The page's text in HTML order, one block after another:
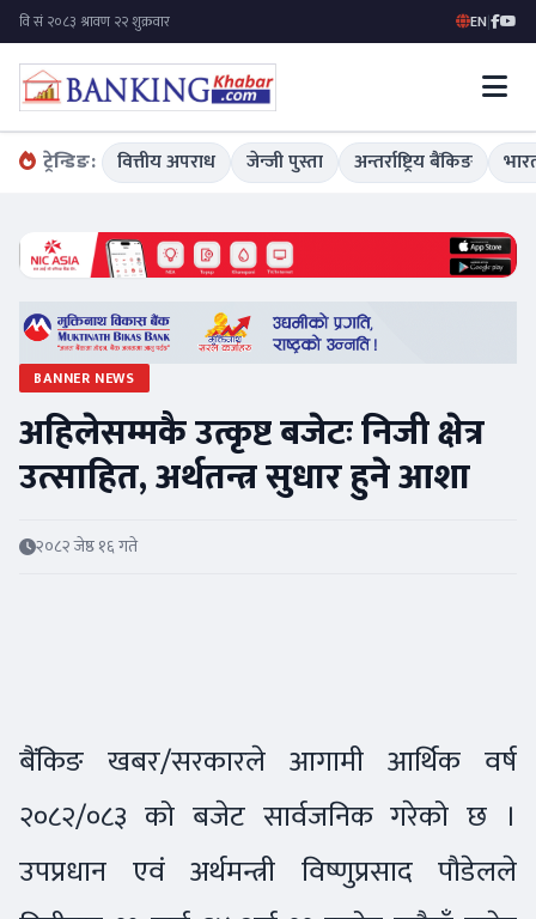
EN|
ट्रेन्डिङ: वित्तीय अपराध जेन्जी पुस्ता अन्तर्राष्ट्रिय बैंकिङ
BANNER NEWS
अहिलेसम्मकै उत्कृष्ट बजेटः निजी क्षेत्र
उत्साहित, अर्थतन्त्र सुधार हुने आशा
२०८२ जेष्ठ १६ गते
बैंकिङ खबर/सरकारले आगामी आर्थिक वर्ष
२०८२/०८३ को बजेट सार्वजनिक गरेको छ ।
उपप्रधान एवं अर्थमन्त्री विष्णुप्रसाद पौडेलले